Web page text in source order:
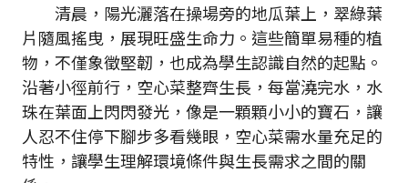
清晨，陽光灑落在操場旁的地瓜葉上，翠綠葉
片隨風搖曳，展現旺盛生命力。這些簡單易種的植
物，不僅象徵堅韌，也成為學生認識自然的起點。
沿著小徑前行，空心菜整齊生長，每當澆完水，水
珠在葉面上閃閃發光，像是一顆顆小小的寶石，讓
人忍不住停下腳步多看幾眼，空心菜需水量充足的
特性，讓學生理解環境條件與生長需求之間的關